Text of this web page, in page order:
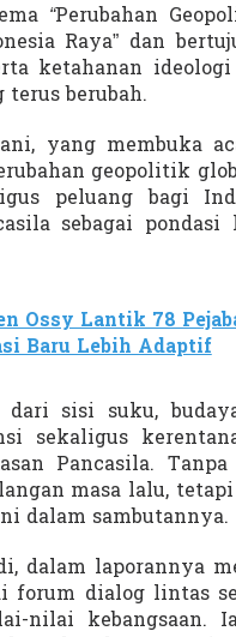
“Perubahan
Raya” dan
ketahanan
berubah.
yang membuka
geopolitik
peluang bagi
sebagai pondasi
Ossy Lantik 78
Baru Lebih Adaptif
dari sisi suku,
sekaligus
Pancasila. Tanpa
masa lalu, tetapi
dalam sambutannya.
dalam laporannya
forum dialog lintas
nilai kebangsaan.